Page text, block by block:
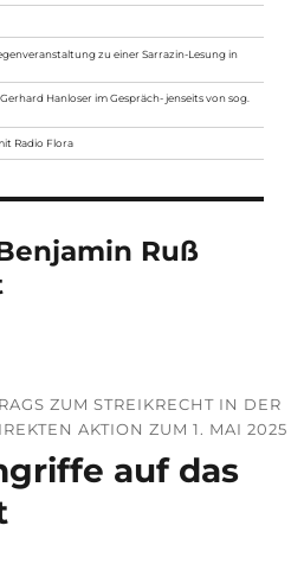
zu einer Sarrazin-Lesung in
Hanloser im Gespräch- jenseits von sog.
Radio Flora
Ruß
ZUM STREIKRECHT IN DER
AKTION ZUM 1. MAI 2025
auf das